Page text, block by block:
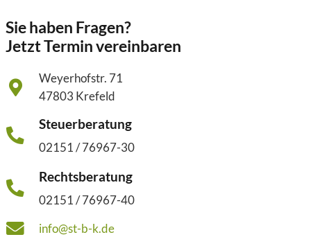
Sie haben Fragen?
Jetzt Termin vereinbaren
Weyerhofstr. 71
47803 Krefeld
Steuerberatung
02151 / 76967-30
Rechtsberatung
02151 / 76967-40
info@st-b-k.de